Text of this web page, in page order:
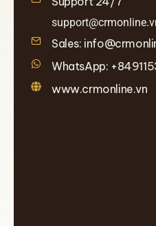
Sales:
WhatsApp:
www.crmonline.vn